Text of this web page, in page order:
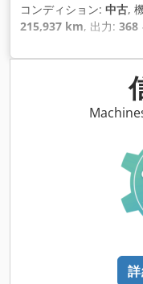
コンディション: 中古,
215,937 km, 出力: 368
ベース:380 mm, 色:
, ステアリングホ
グ, 整備記録全完備,